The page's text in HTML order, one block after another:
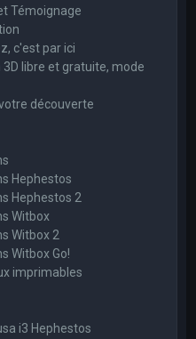
Témoignage
c'est par ici
3D libre et gratuite, mode
découverte
Hephestos
Hephestos 2
Witbox
Witbox 2
Witbox Go!
imprimables
i3 Hephestos